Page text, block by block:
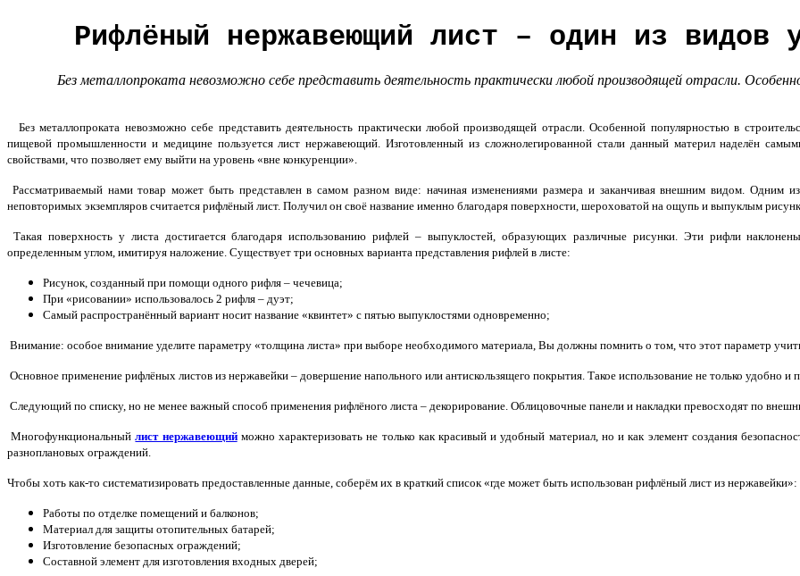
Рифлёный нержавеющий лист – один из видов
Без металлопроката невозможно себе представить деятельность практически любой производящей отрасли.
Без металлопроката невозможно себе представить деятельность практически любой производящей отрасли. Особенной популярностью в
пищевой промышленности и медицине пользуется лист нержавеющий. Изготовленный из сложнолегированной стали данный материл наделён
свойствами, что позволяет ему выйти на уровень «вне конкуренции».
Рассматриваемый нами товар может быть представлен в самом разном виде: начиная изменениями размера и заканчивая внешним видом. Одним
неповторимых экземпляров считается рифлёный лист. Получил он своё название именно благодаря поверхности, шероховатой на ощупь и выпуклым
Такая поверхность у листа достигается благодаря использованию рифлей – выпуклостей, образующих различные рисунки. Эти рифли
определенным углом, имитируя наложение. Существует три основных варианта представления рифлей в листе:
Рисунок, созданный при помощи одного рифля – чечевица;
При «рисовании» использовалось 2 рифля – дуэт;
Самый распространённый вариант носит название «квинтет» с пятью выпуклостями одновременно;
Внимание: особое внимание уделите параметру «толщина листа» при выборе необходимого материала, Вы должны помнить о том, что этот параметр
Основное применение рифлёных листов из нержавейки – довершение напольного или антискользящего покрытия. Такое использование не только удобно
Следующий по списку, но не менее важный способ применения рифлёного листа – декорирование. Облицовочные панели и накладки превосходят по
Многофункциональныйлист нержавеющийможно характеризовать не только как красивый и удобный материал, но и как элемент создания
разноплановых ограждений.
Чтобы хоть как-то систематизировать предоставленные данные, соберём их в краткий список «где может быть использован рифлёный лист из нержавейки»:
Работы по отделке помещений и балконов;
Материал для защиты отопительных батарей;
Изготовление безопасных ограждений;
Составной элемент для изготовления входных дверей;